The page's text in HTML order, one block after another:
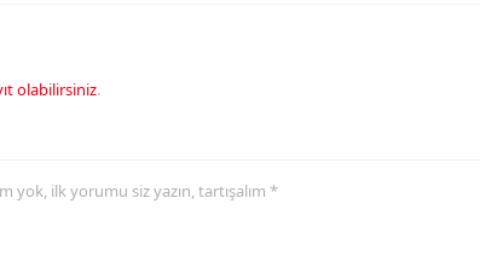
olabilirsiniz.
yok, ilk yorumu siz yazın, tartışalım *